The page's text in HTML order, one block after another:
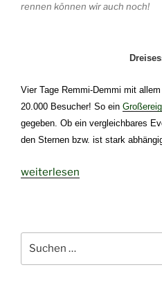
rennen können wir auch noch!
Vier Tage Remmi-Demmi mit
20.000 Besucher! So ein
gegeben. Ob ein vergleichbares
den Sternen bzw. ist stark
„Wahnsinn:
Haidmühle“
weiterlesen
nach: